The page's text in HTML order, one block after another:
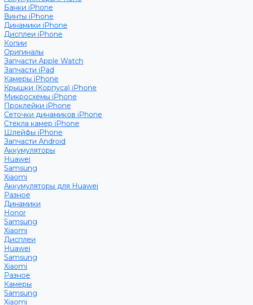
Банки iPhone
Винты iPhone
Динамики iPhone
Дисплеи iPhone
Копии
Оригиналы
Запчасти Apple Watch
Запчасти iPad
Камеры iPhone
Крышки (Корпуса) iPhone
Микросхемы iPhone
Проклейки iPhone
Сеточки динамиков iPhone
Стекла камер iPhone
Шлейфы iPhone
Запчасти Android
Аккумуляторы
Huawei
Samsung
Xiaomi
Аккумуляторы для Huawei
Разное
Динамики
Honor
Samsung
Xiaomi
Дисплеи
Huawei
Samsung
Xiaomi
Разное
Камеры
Samsung
Xiaomi